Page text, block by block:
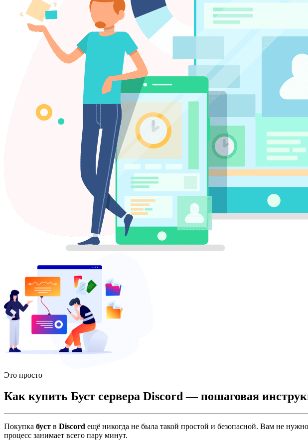
Это просто
Как купить Буст сервера Discord — пошаговая
Покупка буст в Discord ещё никогда не была такой простой и безопасной. Вам не
процесс занимает всего пару минут.